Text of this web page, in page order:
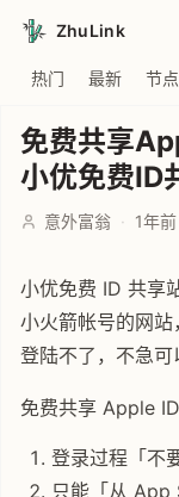
ZhuLink
热门 最新 节点
免费共享
小优免费ID
意外富翁 · 1年前
小优免费 ID 共享
小火箭帐号的网
登陆不了，不急可
免费共享 Apple
登录过程「不
只能「从 App